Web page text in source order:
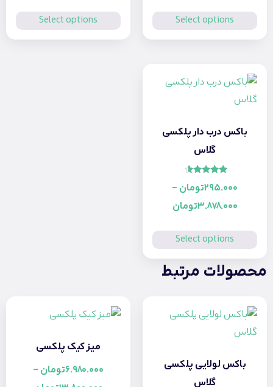
Select options
Select options
باکس درب دار پلکسی
گلاس
4.33
295.000تومان –
3.878.000تومان
Select options
محصولات مرتبط
باکس لولایی پلکسی
گلاس
میز کیک پلکسی
6.980.000تومان –